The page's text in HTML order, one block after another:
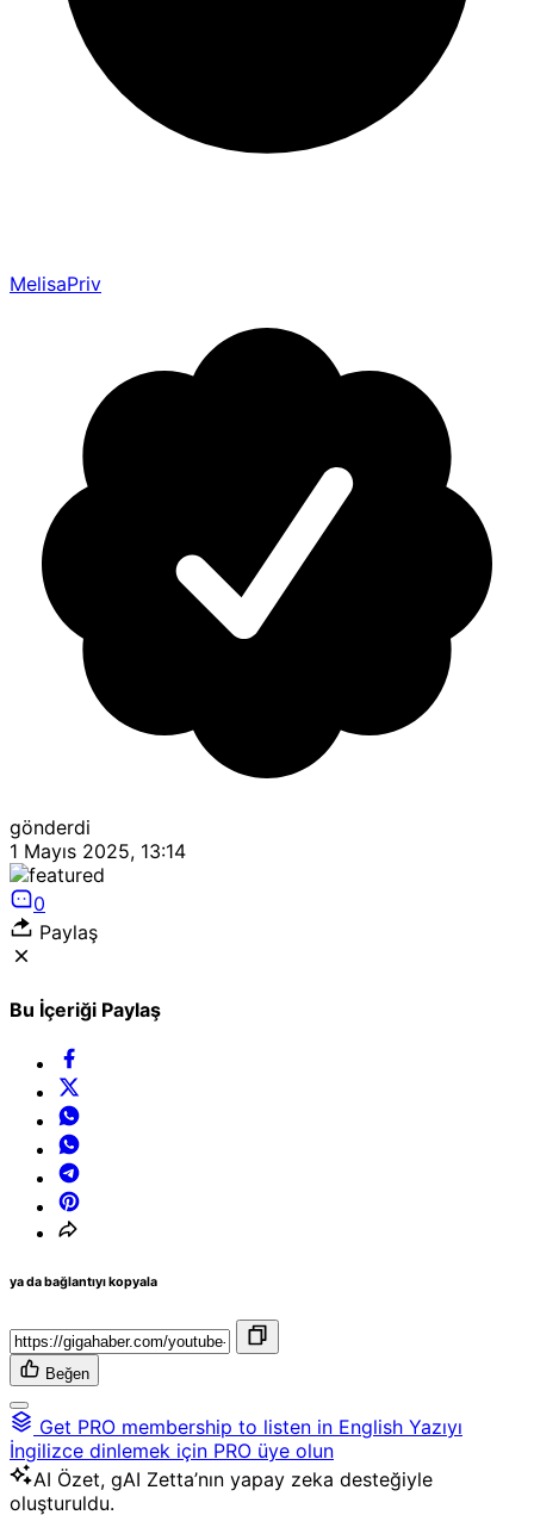
MelisaPriv
gönderdi
1 Mayıs 2025, 13:14
0
Paylaş
Bu İçeriği Paylaş
ya da bağlantıyı kopyala
Beğen
Get PRO membership to listen in English Yazıyı
İngilizce dinlemek için PRO üye olun
AI Özet, gAI Zetta’nın yapay zeka desteğiyle
oluşturuldu.